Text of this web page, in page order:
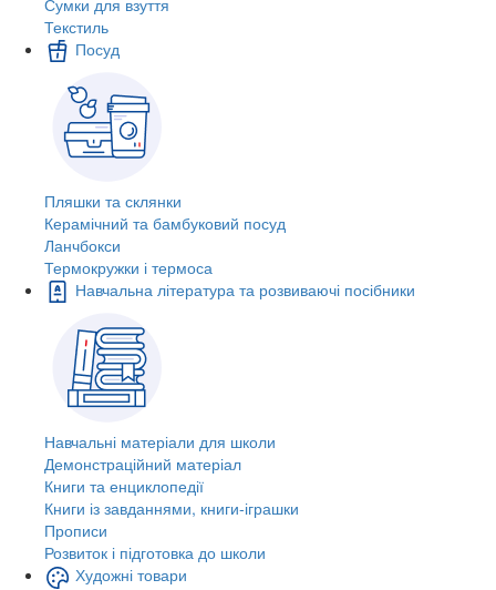
Текстиль
Посуд
Пляшки та склянки
Керамічний та бамбуковий посуд
Ланчбокси
Термокружки і термоса
Навчальна література та розвиваючі посібники
Навчальні матеріали для школи
Демонстраційний матеріал
Книги та енциклопедії
Книги із завданнями, книги-іграшки
Прописи
Розвиток і підготовка до школи
Художні товари